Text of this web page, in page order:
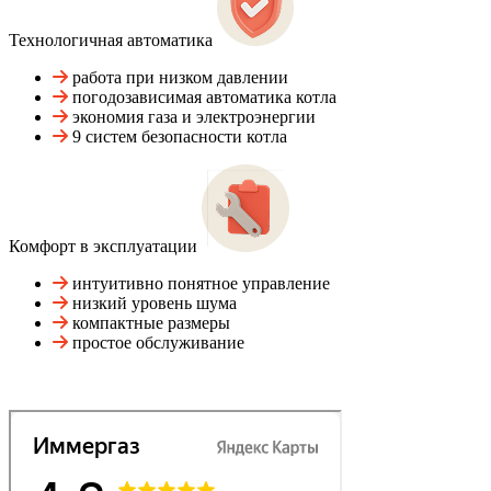
Технологичная автоматика
работа при низком давлении
погодозависимая автоматика котла
экономия газа и электроэнергии
9 систем безопасности котла
Комфорт в эксплуатации
интуитивно понятное управление
низкий уровень шума
компактные размеры
простое обслуживание